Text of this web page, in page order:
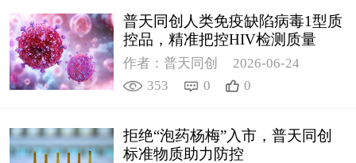
普天同创人类免疫缺陷病毒1型质
控品，精准把控HIV检测质量
作者：普天同创
2026-06-24
353
0 0
拒绝“泡药杨梅”入市，普天同创
标准物质助力防控